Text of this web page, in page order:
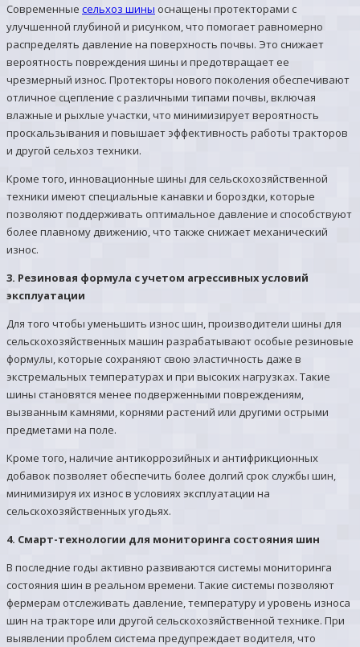
Современные сельхоз шины оснащены протекторами с
улучшенной глубиной и рисунком, что помогает равномерно
распределять давление на поверхность почвы. Это снижает
вероятность повреждения шины и предотвращает ее
чрезмерный износ. Протекторы нового поколения обеспечивают
отличное сцепление с различными типами почвы, включая
влажные и рыхлые участки, что минимизирует вероятность
проскальзывания и повышает эффективность работы тракторов
и другой сельхоз техники.
Кроме того, инновационные шины для сельскохозяйственной
техники имеют специальные канавки и бороздки, которые
позволяют поддерживать оптимальное давление и способствуют
более плавному движению, что также снижает механический
износ.
3. Резиновая формула с учетом агрессивных условий
эксплуатации
Для того чтобы уменьшить износ шин, производители шины для
сельскохозяйственных машин разрабатывают особые резиновые
формулы, которые сохраняют свою эластичность даже в
экстремальных температурах и при высоких нагрузках. Такие
шины становятся менее подверженными повреждениям,
вызванным камнями, корнями растений или другими острыми
предметами на поле.
Кроме того, наличие антикоррозийных и антифрикционных
добавок позволяет обеспечить более долгий срок службы шин,
минимизируя их износ в условиях эксплуатации на
сельскохозяйственных угодьях.
4. Смарт-технологии для мониторинга состояния шин
В последние годы активно развиваются системы мониторинга
состояния шин в реальном времени. Такие системы позволяют
фермерам отслеживать давление, температуру и уровень износа
шин на тракторе или другой сельскохозяйственной технике. При
выявлении проблем система предупреждает водителя, что